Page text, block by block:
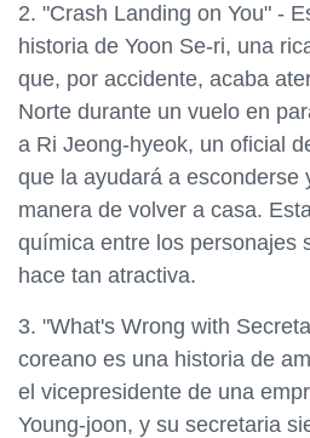
2. "Crash Landing on You" -
historia de Yoon Se-ri, una
que, por accidente, acaba
Norte durante un vuelo en
a Ri Jeong-hyeok, un oficial
que la ayudará a esconderse
manera de volver a casa.
química entre los personajes
hace tan atractiva.
3. "What's Wrong with
coreano es una historia de
el vicepresidente de una
Young-joon, y su secretaria